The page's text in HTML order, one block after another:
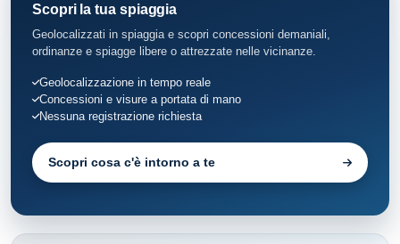
Scopri la tua spiaggia
Geolocalizzati in spiaggia e scopri concessioni demaniali,
ordinanze e spiagge libere o attrezzate nelle vicinanze.
Geolocalizzazione in tempo reale
Concessioni e visure a portata di mano
Nessuna registrazione richiesta
Scopri cosa c'è intorno a te